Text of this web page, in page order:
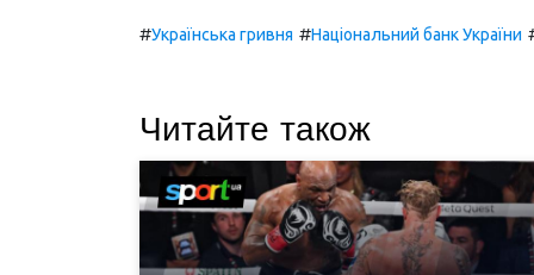
#Українська гривня #Національний банк України
Читайте також